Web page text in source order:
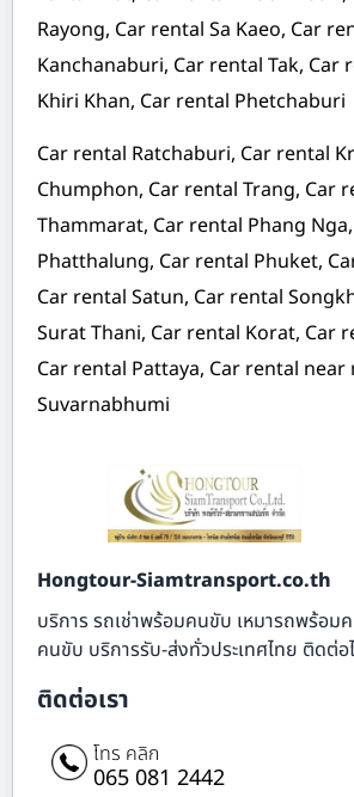
Rayong, Car rental Sa Kaeo, Car
Kanchanaburi, Car rental Tak, Car
Khiri Khan, Car rental Phetchaburi
Car rental Ratchaburi, Car rental
Chumphon, Car rental Trang, Car
Thammarat, Car rental Phang
Phatthalung, Car rental Phuket,
Car rental Satun, Car rental
Surat Thani, Car rental Korat, Car
Car rental Pattaya, Car rental near
Suvarnabhumi
Hongtour-Siamtransport.co.th
บริการ รถเช่าพร้อมคนขับ เหมารถพร้อม
คนขับ บริการรับ-ส่งทั่วประเทศไทย ติดต่
ติดต่อเรา
โทร คลิก
065 081 2442